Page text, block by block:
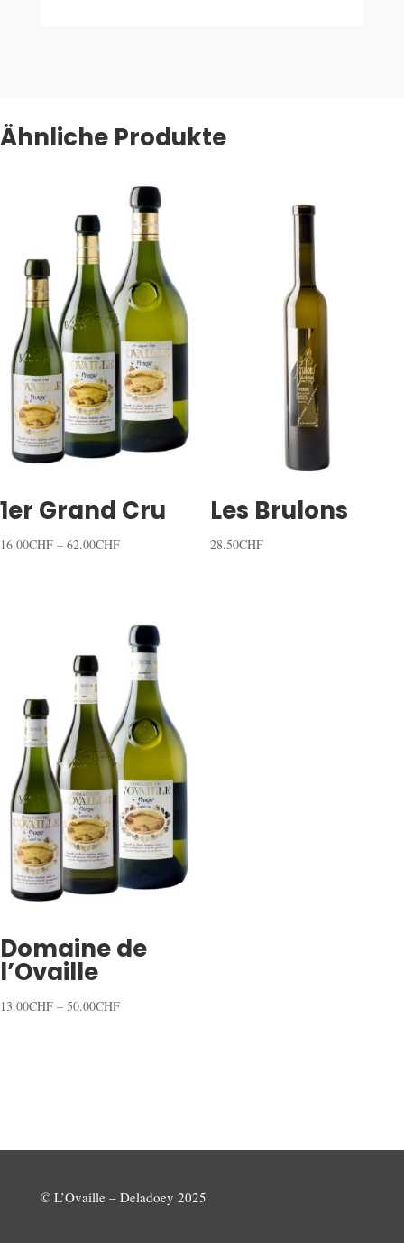
Ähnliche Produkte
1er Grand Cru
16.00CHF – 62.00CHF
Les Brulons
28.50CHF
Domaine de
l’Ovaille
13.00CHF – 50.00CHF
© L’Ovaille – Deladoey 2025